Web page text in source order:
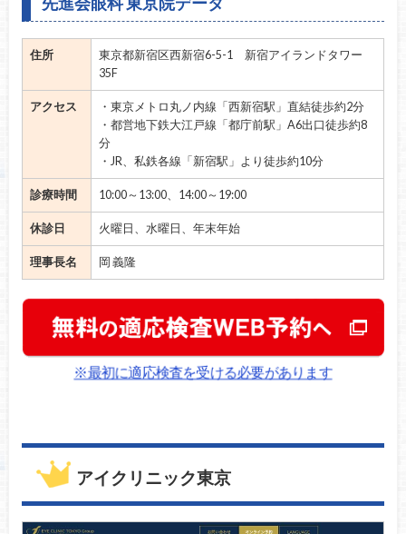
住所
東京都新宿区西新宿6-5-1 新宿アイランドタワー
35F
アクセス
・東京メトロ丸ノ内線「西新宿駅」直結徒歩約2分
・都営地下鉄大江戸線「都庁前駅」A6出口徒歩約8
分
・JR、私鉄各線「新宿駅」より徒歩約10分
診療時間 10:00～13:00、14:00～19:00
休診日 火曜日、水曜日、年末年始
理事長名 岡 義隆
※最初に適応検査を受ける必要があります
アイクリニック東京